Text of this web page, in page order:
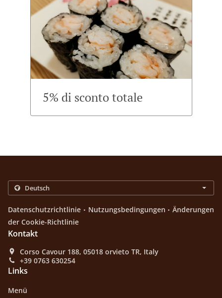
5% di sconto totale
Datenschutzrichtlinie . Nutzungsbedingungen . Änderungen
der Cookie-Richtlinie
Kontakt
Corso Cavour 188, 05018 orvieto TR, Italy
+39 0763 630254
Links
Menü